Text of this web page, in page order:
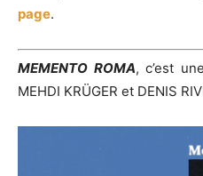
page.
MEMENTO ROMA, c’est
MEHDI KRÜGER et DENIS